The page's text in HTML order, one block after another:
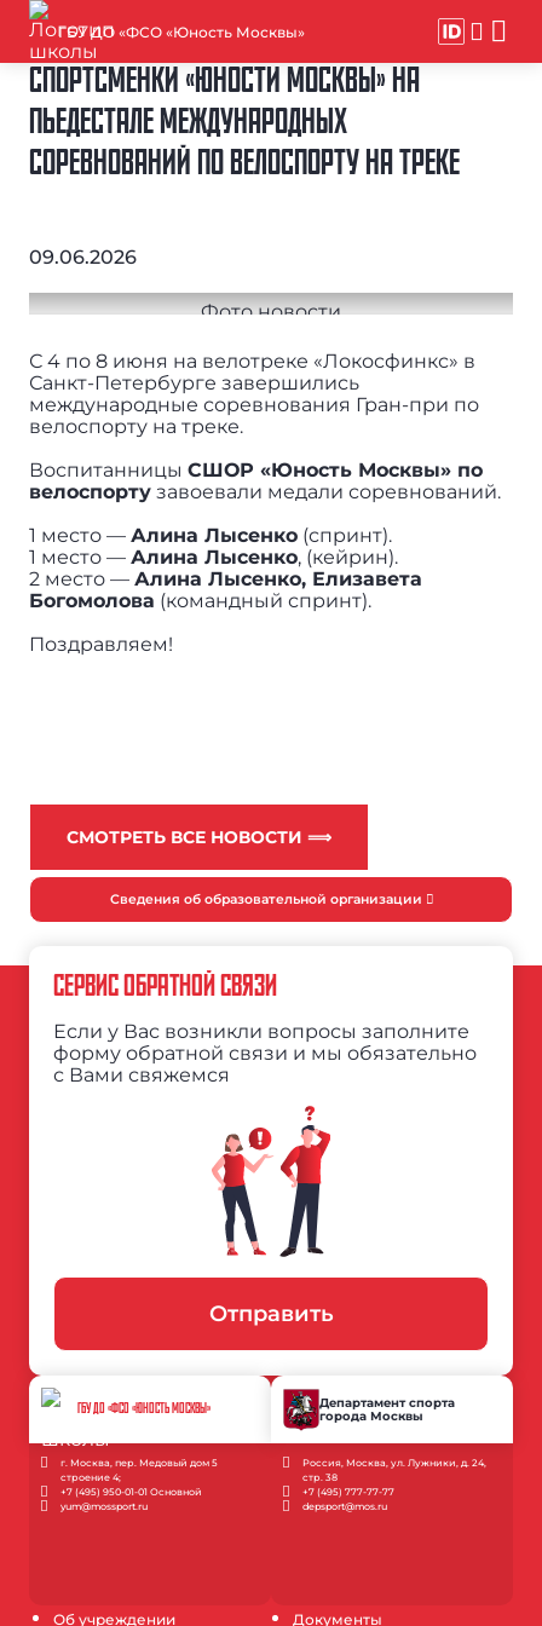
ГБУ ДО «ФСО «Юность Москвы»
СПОРТСМЕНКИ «ЮНОСТИ МОСКВЫ» НА
ПЬЕДЕСТАЛЕ МЕЖДУНАРОДНЫХ
СОРЕВНОВАНИЙ ПО ВЕЛОСПОРТУ НА ТРЕКЕ
09.06.2026
С 4 по 8 июня на велотреке «Локосфинкс» в
Санкт-Петербурге завершились
международные соревнования Гран-при по
велоспорту на треке.
ВоспитанницыСШОР «Юность Москвы» по
велоспорту завоевали медали соревнований.
1 место —Алина Лысенко (спринт).
1 место —Алина Лысенко, (кейрин).
2 место —Алина Лысенко, Елизавета
Богомолова (командный спринт).
Поздравляем!
СМОТРЕТЬ ВСЕ НОВОСТИ ⟹
Сведения об образовательной организации
Об учреждении Документы
СЕРВИС ОБРАТНОЙ СВЯЗИ
Если у Вас возникли вопросы заполните
форму обратной связи и мы обязательно
с Вами свяжемся
Отправить
ГБУ ДО «ФСО «ЮНОСТЬ МОСКВЫ»
г. Москва, пер. Медовый дом 5
строение 4;
+7 (495) 950-01-01 Основной
yum@mossport.ru
Департамент спорта
города Москвы
Россия, Москва, ул. Лужники, д. 24,
стр. 38
+7 (495) 777-77-77
depsport@mos.ru